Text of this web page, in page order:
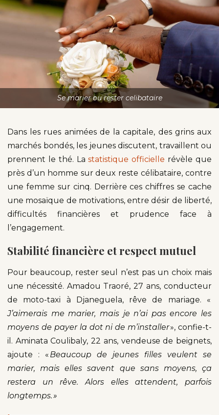
Se marier ou rester celibataire
Dans les rues animées de la capitale, des grins aux
marchés bondés, les jeunes discutent, travaillent ou
prennent le thé. Lastatistique officielle révèle que
près d’un homme sur deux reste célibataire, contre
une femme sur cinq. Derrière ces chiffres se cache
une mosaïque de motivations, entre désir de liberté,
difficultés financières et prudence face à
l’engagement.
Stabilité financière et respect mutuel
Pour beaucoup, rester seul n’est pas un choix mais
une nécessité. Amadou Traoré, 27 ans, conducteur
de moto-taxi à Djaneguela, rêve de mariage. «
J’aimerais me marier, mais je n’ai pas encore les
moyens de payer la dot ni de m’installer», confie-t-
il. Aminata Coulibaly, 22 ans, vendeuse de beignets,
ajoute : « Beaucoup de jeunes filles veulent se
marier, mais elles savent que sans moyens, ça
restera un rêve. Alors elles attendent, parfois
longtemps. »